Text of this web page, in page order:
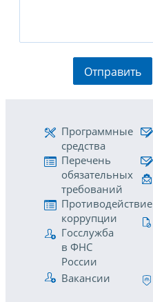
Отправить
Программные
средства
Перечень
обязательных
требований
Противодействие
коррупции
Госслужба
в ФНС
России
Вакансии